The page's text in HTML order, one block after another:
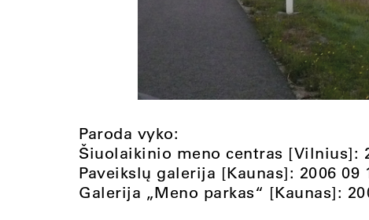
Paroda vyko:
Šiuolaikinio meno centras [Vilnius]:
Paveikslų galerija [Kaunas]: 2006 09
Galerija „Meno parkas“ [Kaunas]: